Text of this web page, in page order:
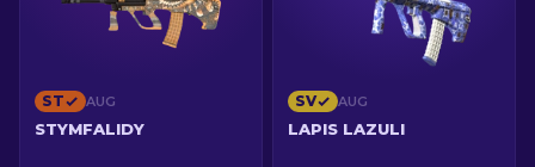
ST AUG
STYMFALIDY
SV AUG
LAPIS LAZULI